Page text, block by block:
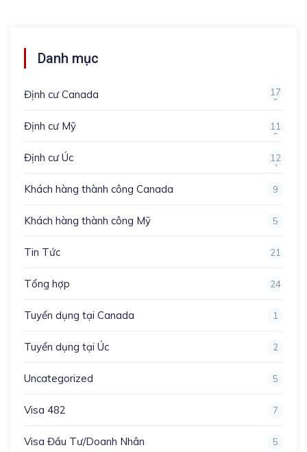
Danh mục
Định cư Canada
17
0
Định cư Mỹ
11
3
Định cư Úc
12
4
Khách hàng thành công Canada 9
Khách hàng thành công Mỹ 5
Tin Tức 21
Tổng hợp 24
Tuyển dụng tại Canada 1
Tuyển dụng tại Úc 2
Uncategorized 5
Visa 482 7
Visa Đầu Tư/Doanh Nhân 5